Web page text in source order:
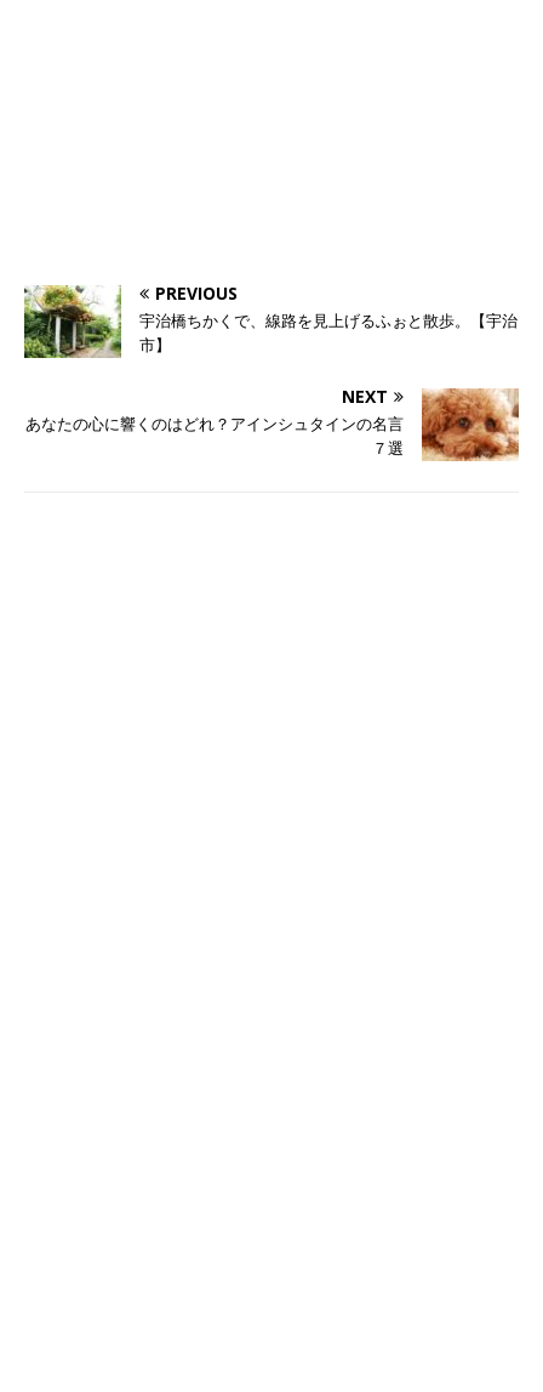
PREVIOUS
宇治橋ちかくで、線路を見上げるふぉと散歩。【宇治
市】
NEXT
あなたの心に響くのはどれ？アインシュタインの名言
７選